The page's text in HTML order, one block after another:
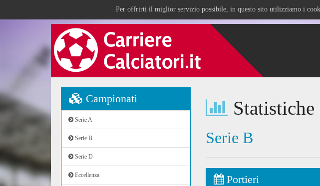
Per offrirti il miglior servizio possibile, in questo sito utilizziamo i
Campionati
Serie A
Serie B
Serie D
Eccellenza
Serie B
Portieri